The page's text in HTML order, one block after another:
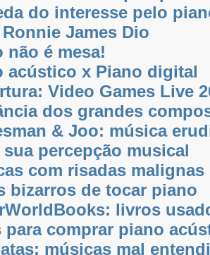
do interesse pelo
Ronnie James Dio
não é mesa!
acústico x Piano digital
Video Games Live
dos grandes
& Joo: música
sua percepção musical
com risadas malignas
bizarros de tocar piano
livros
para comprar piano
músicas mal